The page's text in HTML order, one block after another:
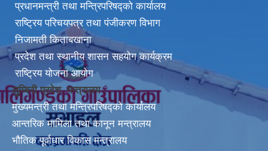
प्रधानमन्त्री तथा मन्त्रिपरिषद्को कार्यालय
राष्ट्रिय परिचयपत्र तथा पंजीकरण विभाग
निजामती किताबखाना
प्रदेश तथा स्थानीय शासन सहयोग कार्यक्रम
राष्ट्रिय योजना आयोग
लुम्बिनी प्रदेश मन्त्रालय
मुख्यमन्त्री तथा मन्त्रिपरिषद्को कार्यालय
आन्तरिक मामिला तथा कानून मन्त्रालय
भौतिक पूर्वाधार विकास मन्त्रालय